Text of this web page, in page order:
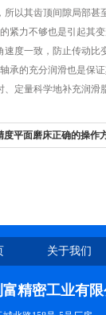
所以其齿顶间隙局部甚
力不够也是引起其变
速度一致，防止传动比
的充分润滑也是保证
、定量科学地补充润滑
度平面磨床正确的操作
关于我们
精密工业有限